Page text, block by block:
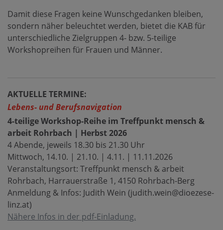
Damit diese Fragen keine Wunschgedanken bleiben,
sondern näher beleuchtet werden, bietet die KAB für
unterschiedliche Zielgruppen 4- bzw. 5-teilige
Workshopreihen für Frauen und Männer.
AKTUELLE TERMINE:
Lebens- und Berufsnavigation
4-teilige Workshop-Reihe im Treffpunkt mensch &
arbeit Rohrbach | Herbst 2026
4 Abende, jeweils 18.30 bis 21.30 Uhr
Mittwoch, 14.10. | 21.10. | 4.11. | 11.11.2026
Veranstaltungsort: Treffpunkt mensch & arbeit
Rohrbach, Harrauerstraße 1, 4150 Rohrbach-Berg
Anmeldung & Infos: Judith Wein (judith.wein@dioezese-
linz.at)
Nähere Infos in der pdf-Einladung.